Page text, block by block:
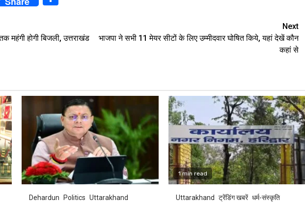
महंगी होगी बिजली, उत्तराखंड
Next
भाजपा ने सभी 11 मेयर सीटों के लिए उम्मीदवार घोषित किये, यहां देखें कौन
कहां से
Dehardun Politics Uttarakhand
1 min read
Uttarakhand ट्रेंडिंग खबरें धर्म-संस्कृति